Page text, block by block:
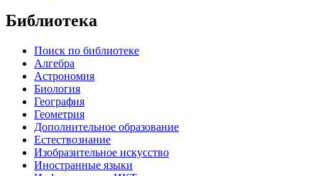
Библиотека
Поиск по библиотеке
Алгебра
Астрономия
Биология
География
Геометрия
Дополнительное образование
Естествознание
Изобразительное искусство
Иностранные языки